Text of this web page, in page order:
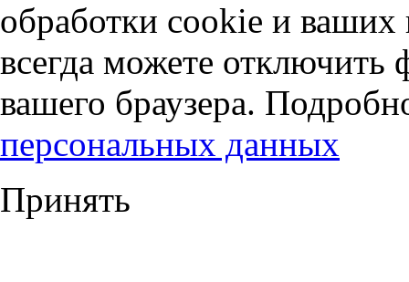
обработки cookie и
всегда можете отключить
вашего браузера.
персональных данных
Принять